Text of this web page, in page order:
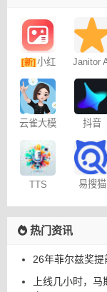
[新] 小红
记
Janitor
聊天
云雀大模
抖音
– 免费
TTS
易搜猫
热门资讯
26年菲尔兹奖提
上线几小时，